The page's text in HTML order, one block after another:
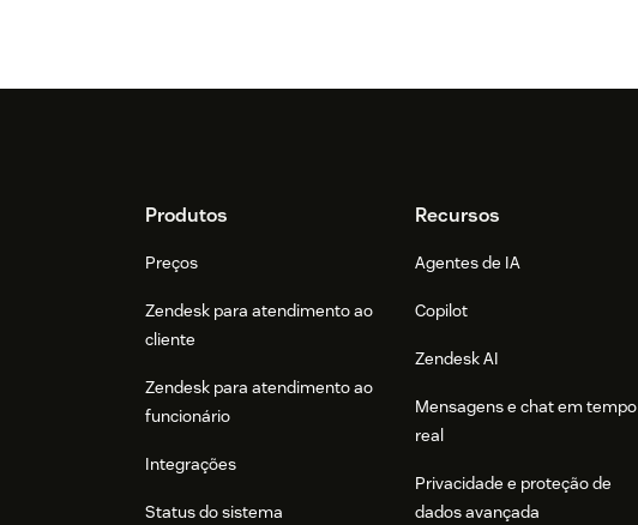
FooterProdutos
Preços
Zendesk para atendimento ao
cliente
Zendesk para atendimento ao
funcionário
Integrações
Status do sistema
Recursos
Agentes de IA
Copilot
Zendesk AI
Mensagens e chat em tempo
real
Privacidade e proteção de
dados avançada